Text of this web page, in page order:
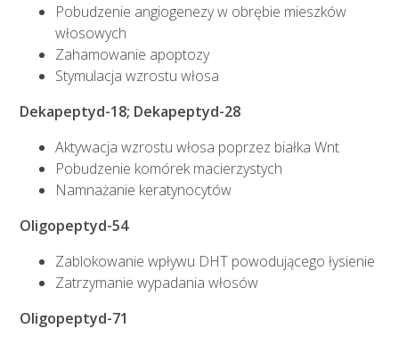
Pobudzenie angiogenezy w obrębie mieszków
włosowych
Zahamowanie apoptozy
Stymulacja wzrostu włosa
Dekapeptyd-18; Dekapeptyd-28
Aktywacja wzrostu włosa poprzez białka Wnt
Pobudzenie komórek macierzystych
Namnażanie keratynocytów
Oligopeptyd-54
Zablokowanie wpływu DHT powodującego łysienie
Zatrzymanie wypadania włosów
Oligopeptyd-71